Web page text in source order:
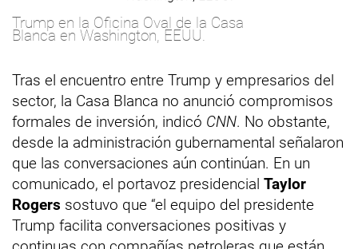
Trump en la Oficina Oval de la Casa
Blanca en Washington, EEUU.
Tras el encuentro entre Trump y empresarios del
sector, la Casa Blanca no anunció compromisos
formales de inversión, indicó CNN. No obstante,
desde la administración gubernamental señalaron
que las conversaciones aún continúan. En un
comunicado, el portavoz presidencial Taylor
Rogers sostuvo que “el equipo del presidente
Trump facilita conversaciones positivas y